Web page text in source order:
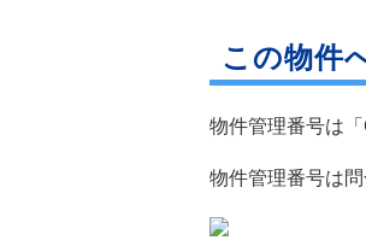
この物件
物件管理番号は「
物件管理番号は